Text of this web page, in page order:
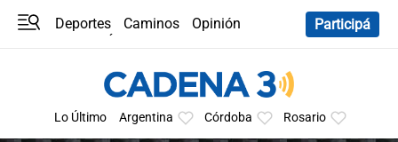
Deportes Caminos
Opinión
Participá
Lo Último Argentina Córdoba Rosario